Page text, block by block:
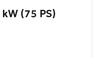
(75 PS)